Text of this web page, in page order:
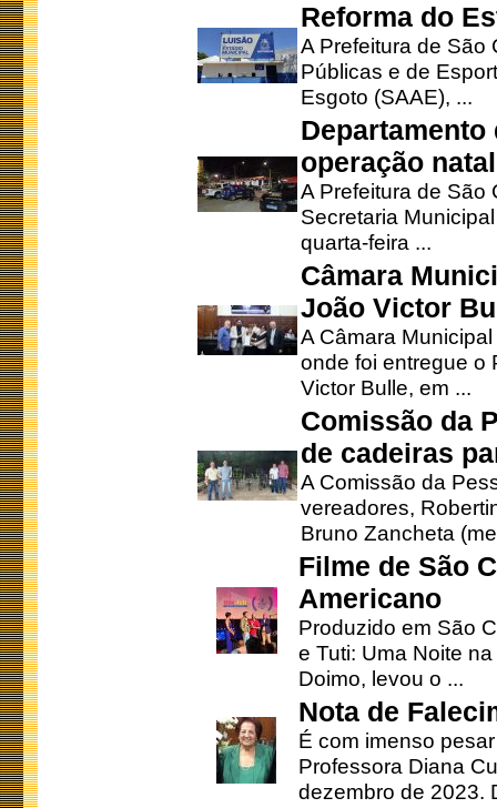
Reforma do
A Prefeitura de São
Públicas e de
Esgoto (SAAE), ...
operação
A Prefeitura de São
Secretaria
quarta-feira ...
Câmara
João Victor
A Câmara
onde foi entregue o
Victor Bulle, em ...
Comissão da
de cadeiras
A Comissão da
vereadores,
Bruno Zancheta
Filme de São
Americano
Produzido em São
e Tuti: Uma Noite
Doimo, levou o ...
Nota de
É com imenso
Professora Diana
dezembro de 2023.